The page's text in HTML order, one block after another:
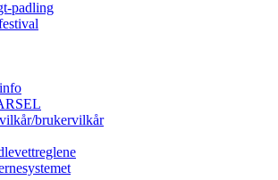
padling
brukervilkår